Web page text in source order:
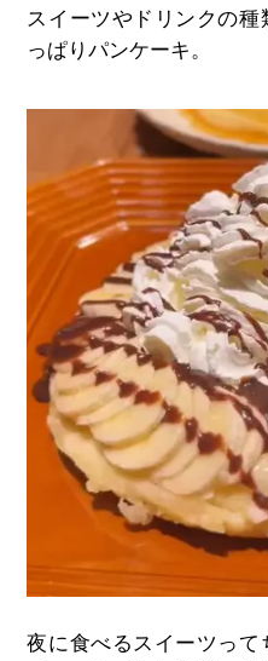
スイーツやドリンクの
っぱりパンケーキ。
夜に食べるスイーツっ